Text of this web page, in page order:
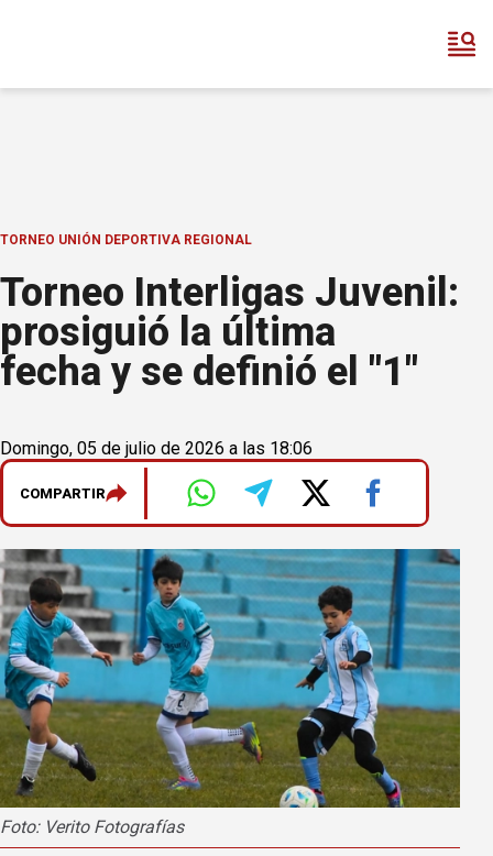
TORNEO UNIÓN DEPORTIVA REGIONAL
Torneo Interligas Juvenil:
prosiguió la última
fecha y se definió el "1"
Domingo, 05 de julio de 2026 a las 18:06
COMPARTIR
Foto: Verito Fotografías